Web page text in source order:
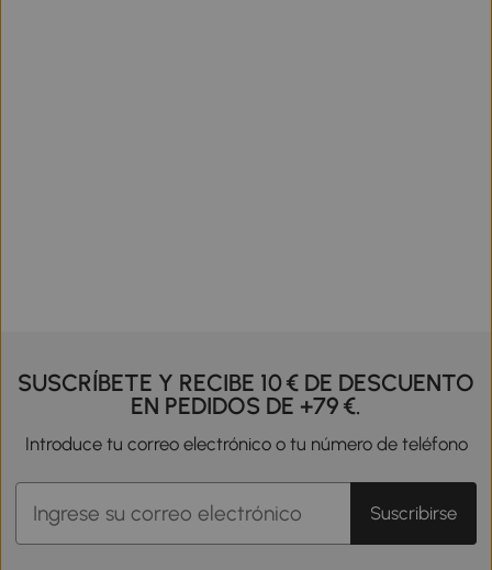
SUSCRÍBETE Y RECIBE 10 € DE DESCUENTO
EN PEDIDOS DE +79 €.
Introduce tu correo electrónico o tu número de teléfono
Suscribirse